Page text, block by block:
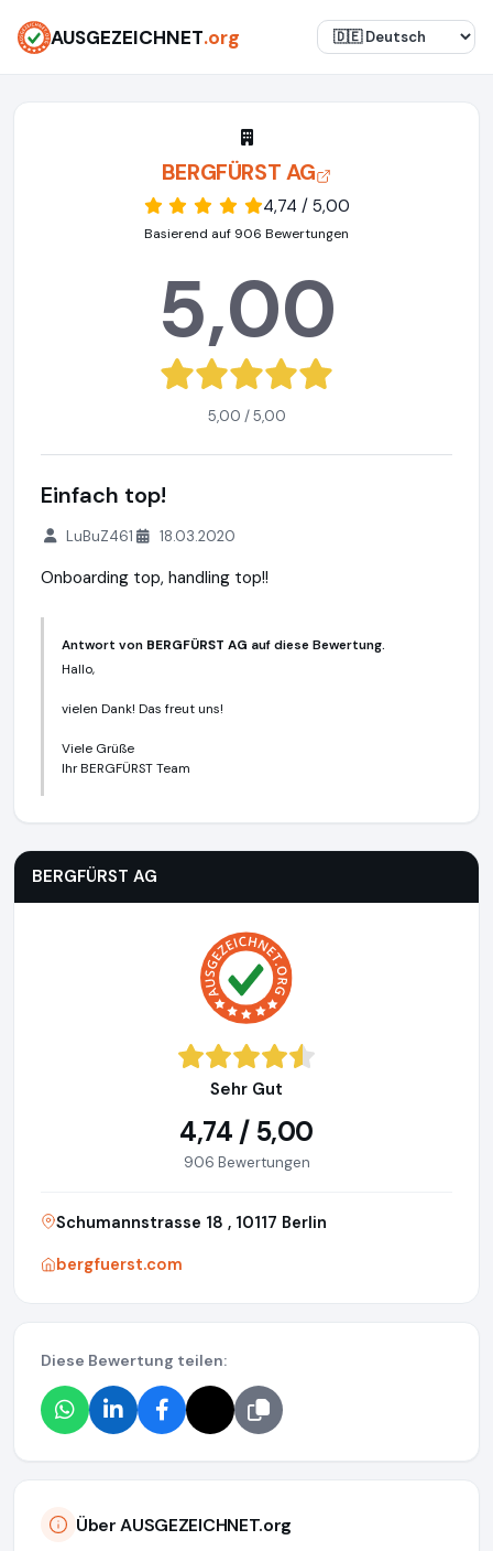
AUSGEZEICHNET.org
BERGFÜRST AG
4,74 / 5,00
Basierend auf 906 Bewertungen
5,00
5,00 / 5,00
Einfach top!
LuBuZ461 18.03.2020
Onboarding top, handling top!!
Antwort von BERGFÜRST AG auf diese Bewertung.
Hallo,
vielen Dank! Das freut uns!
Viele Grüße
Ihr BERGFÜRST Team
BERGFÜRST AG
Sehr Gut
4,74 / 5,00
906 Bewertungen
Schumannstrasse 18 , 10117 Berlin
bergfuerst.com
Diese Bewertung teilen:
Über AUSGEZEICHNET.org